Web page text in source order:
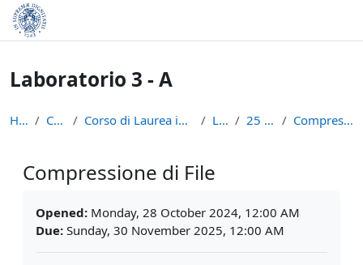
Skip to main content
Laboratorio 3 - A
Home Courses Corso di Laurea in Informatica (L-31) LAB3A 25 Ottobre Compressione di File
Compressione di File
Opened: Monday, 28 October 2024, 12:00 AM
Due: Sunday, 30 November 2025, 12:00 AM